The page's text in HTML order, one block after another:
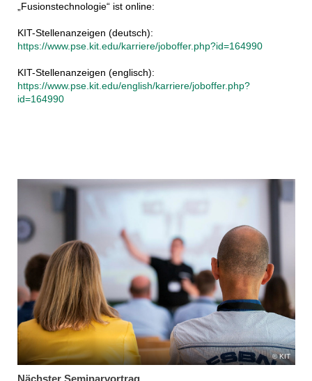
„Fusionstechnologie“ ist online:
KIT-Stellenanzeigen (deutsch):
https://www.pse.kit.edu/karriere/joboffer.php?id=164990
KIT-Stellenanzeigen (englisch):
https://www.pse.kit.edu/english/karriere/joboffer.php?
id=164990
KIT
Nächster Seminarvortrag